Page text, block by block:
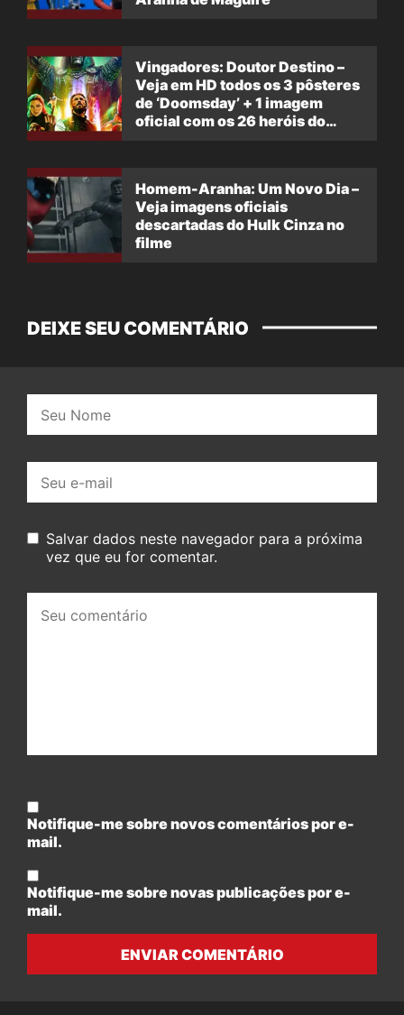
Vingadores: Doutor Destino –
Veja em HD todos os 3 pôsteres
de ‘Doomsday’ + 1 imagem
oficial com os 26 heróis do
Homem-Aranha: Um Novo Dia –
Veja imagens oficiais
descartadas do Hulk Cinza no
filme
DEIXE SEU COMENTÁRIO
mail:
Salvar dados neste navegador para a próxima
vez que eu for comentar.
comentário:
Notifique-me sobre novos comentários por e-
mail.
Notifique-me sobre novas publicações por e-
mail.
ENVIAR COMENTÁRIO